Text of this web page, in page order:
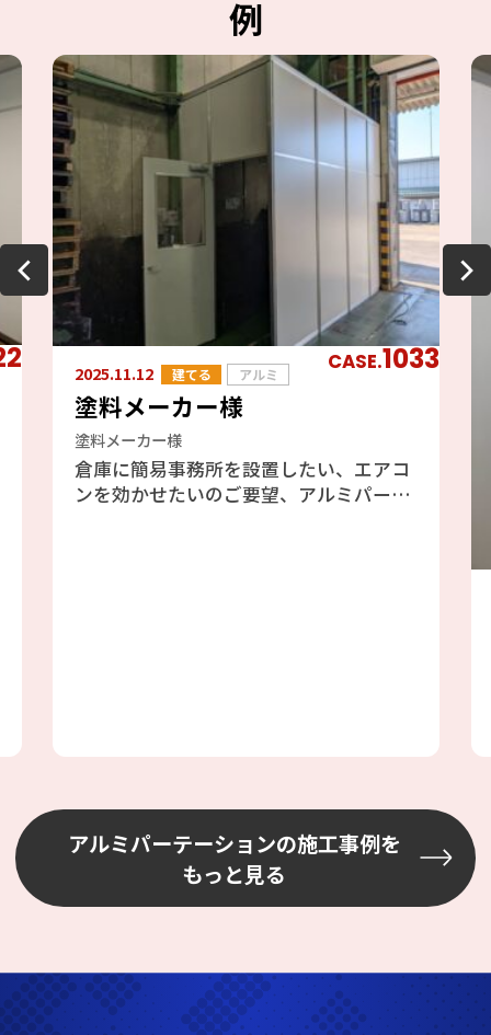
例
CASE.1033
2025.11.12 建てる アルミ
塗料メーカー様
塗料メーカー様
倉庫に簡易事務所を設置したい、エアコ
ンを効かせたいのご要望、アルミパーテ
アルミパーテーションの施工事例を
もっと見る